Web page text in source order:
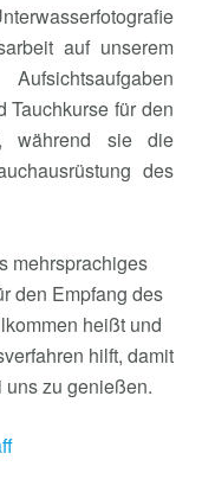
auf unserem
Tauchkurse für den
während sie die
des
mehrsprachiges
den Empfang des
heißt und
hilft, damit
uns zu genießen.